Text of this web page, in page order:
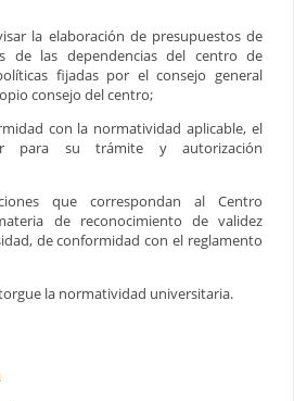
la elaboración de presupuestos de
de las dependencias del centro de
fijadas por el consejo general
consejo del centro;
con la normatividad aplicable, el
para su trámite y autorización
que correspondan al Centro
de reconocimiento de validez
de conformidad con el reglamento
la normatividad universitaria.